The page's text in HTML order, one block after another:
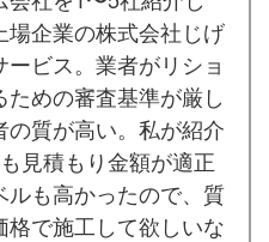
場企業の株式会社じげ
ビス。業者がリショ
めの審査基準が厳し
の質が高い。私が紹介
見積もり金額が適正
も高かったので、質
で施工して欲しいな